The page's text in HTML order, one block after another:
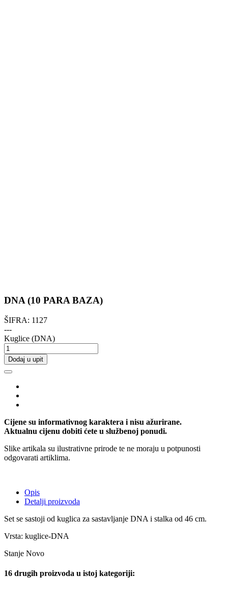
DNA (10 PARA BAZA)
ŠIFRA: 1127
---
Kuglice (DNA)
Dodaj u upit
Cijene su informativnog karaktera i nisu ažurirane.
Aktualnu cijenu dobiti ćete u službenoj ponudi.
Slike artikala su ilustrativne prirode te ne moraju u potpunosti
odgovarati artiklima.
Opis
Detalji proizvoda
Set se sastoji od kuglica za sastavljanje DNA i stalka od 46 cm.
Vrsta: kuglice-DNA
Stanje Novo
16 drugih proizvoda u istoj kategoriji: